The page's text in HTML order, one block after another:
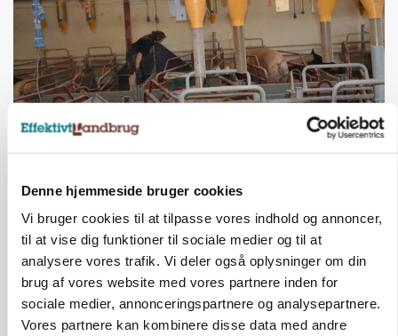
Denne hjemmeside bruger cookies
Vi bruger cookies til at tilpasse vores indhold og annoncer,
til at vise dig funktioner til sociale medier og til at
analysere vores trafik. Vi deler også oplysninger om din
brug af vores website med vores partnere inden for
sociale medier, annonceringspartnere og analysepartnere.
Vores partnere kan kombinere disse data med andre
Rådgiver om DB-Tjek: Små justeringer kan give
Loading...